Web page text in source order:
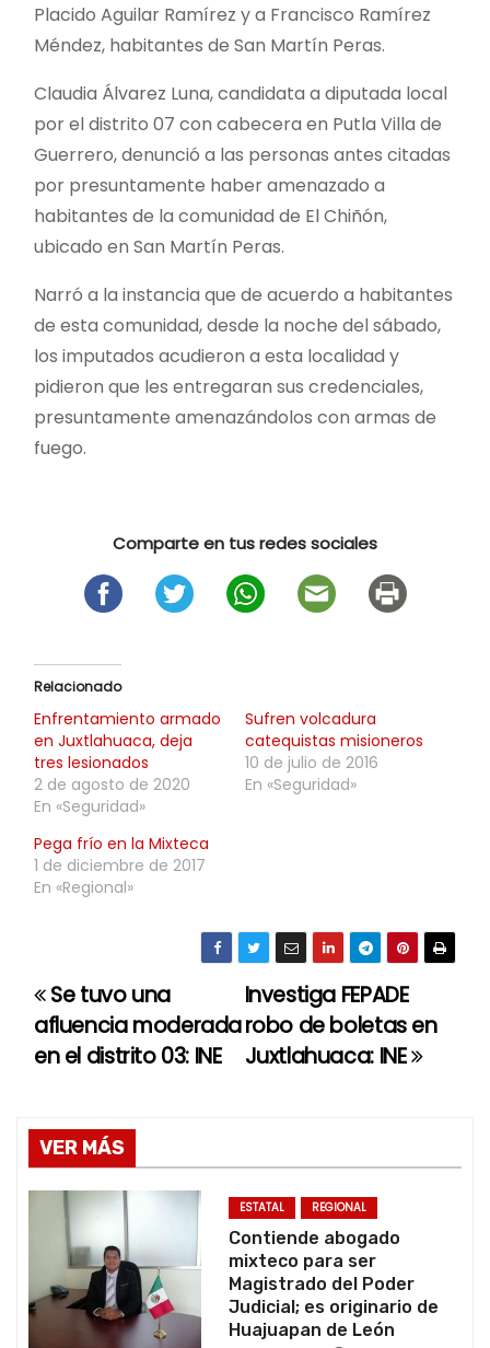
Placido Aguilar Ramírez y a Francisco Ramírez
Méndez, habitantes de San Martín Peras.
Claudia Álvarez Luna, candidata a diputada local
por el distrito 07 con cabecera en Putla Villa de
Guerrero, denunció a las personas antes citadas
por presuntamente haber amenazado a
habitantes de la comunidad de El Chiñón,
ubicado en San Martín Peras.
Narró a la instancia que de acuerdo a habitantes
de esta comunidad, desde la noche del sábado,
los imputados acudieron a esta localidad y
pidieron que les entregaran sus credenciales,
presuntamente amenazándolos con armas de
fuego.
Comparte en tus redes sociales
Relacionado
Enfrentamiento armado
en Juxtlahuaca, deja
tres lesionados
2 de agosto de 2020
En «Seguridad»
Sufren volcadura
catequistas misioneros
10 de julio de 2016
En «Seguridad»
Pega frío en la Mixteca
1 de diciembre de 2017
En «Regional»
N
a
e
g
c
i
Investiga FEPADE
robo de boletas en
Juxtlahuaca: INE
Se tuvo una
afluencia moderada
en el distrito 03: INE
VER MÁS
ESTATAL REGIONAL
Contiende abogado
mixteco para ser
Magistrado del Poder
Judicial; es originario de
Huajuapan de León